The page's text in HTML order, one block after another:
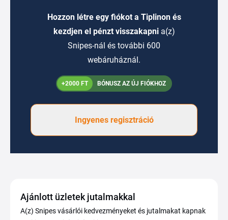
Hozzon létre egy fiókot a Tiplinon és
kezdjen el pénzt visszakapni a(z)
Snipes-nál és további 600
webáruháznál.
+2000 FT BÓNUSZ AZ ÚJ FIÓKHOZ
Ingyenes regisztráció
Ajánlott üzletek jutalmakkal
A(z) Snipes vásárlói kedvezményeket és jutalmakat kapnak